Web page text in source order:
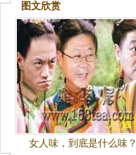
图文欣赏
女人味，到底是什么味？